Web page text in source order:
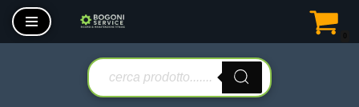
Vai